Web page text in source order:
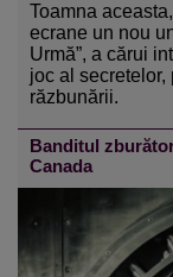
Toamna
ecrane un nou
Urmă”, a cărui
joc al
răzbunării.
Banditul
Canada